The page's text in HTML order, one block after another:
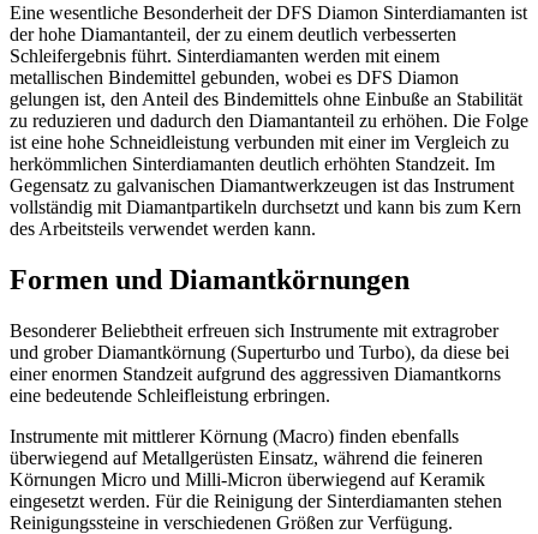
Eine wesentliche Besonderheit der DFS Diamon Sinterdiamanten ist
der hohe Diamantanteil, der zu einem deutlich verbesserten
Schleifergebnis führt. Sinterdiamanten werden mit einem
metallischen Bindemittel gebunden, wobei es DFS Diamon
gelungen ist, den Anteil des Bindemittels ohne Einbuße an Stabilität
zu reduzieren und dadurch den Diamantanteil zu erhöhen. Die Folge
ist eine hohe Schneidleistung verbunden mit einer im Vergleich zu
herkömmlichen Sinterdiamanten deutlich erhöhten Standzeit. Im
Gegensatz zu galvanischen Diamantwerkzeugen ist das Instrument
vollständig mit Diamantpartikeln durchsetzt und kann bis zum Kern
des Arbeitsteils verwendet werden kann.
Formen und Diamantkörnungen
Besonderer Beliebtheit erfreuen sich Instrumente mit extragrober
und grober Diamantkörnung (Superturbo und Turbo), da diese bei
einer enormen Standzeit aufgrund des aggressiven Diamantkorns
eine bedeutende Schleifleistung erbringen.
Instrumente mit mittlerer Körnung (Macro) finden ebenfalls
überwiegend auf Metallgerüsten Einsatz, während die feineren
Körnungen Micro und Milli-Micron überwiegend auf Keramik
eingesetzt werden. Für die Reinigung der Sinterdiamanten stehen
Reinigungssteine in verschiedenen Größen zur Verfügung.